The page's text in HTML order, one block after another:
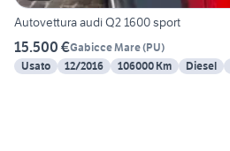
Autovettura audi Q2 1600 sport
15.500 €Gabicce Mare(PU)
Usato
12/2016 106000 Km Diesel